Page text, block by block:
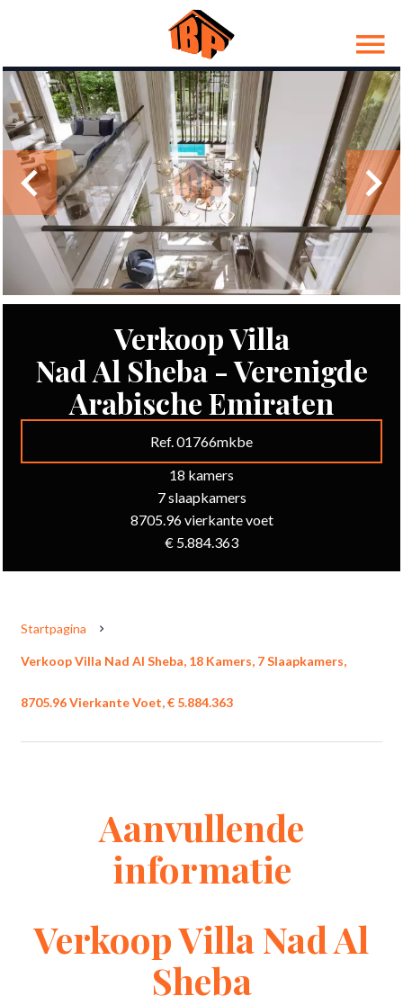
Verkoop Villa
Nad Al Sheba - Verenigde
Arabische Emiraten
Ref. 01766mkbe
18 kamers
7 slaapkamers
8705.96 vierkante voet
€ 5.884.363
Startpagina
Verkoop Villa Nad Al Sheba, 18 Kamers, 7 Slaapkamers,
8705.96 Vierkante Voet, € 5.884.363
Aanvullende
informatie
Verkoop Villa Nad Al
Sheba